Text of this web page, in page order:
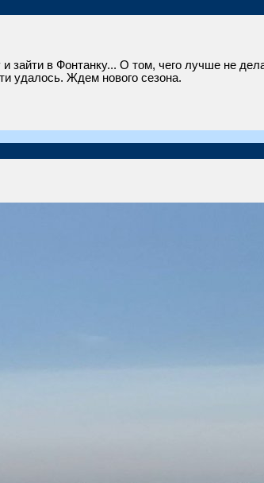
зайти в Фонтанку... О том, чего лучше не
удалось. Ждем нового сезона.